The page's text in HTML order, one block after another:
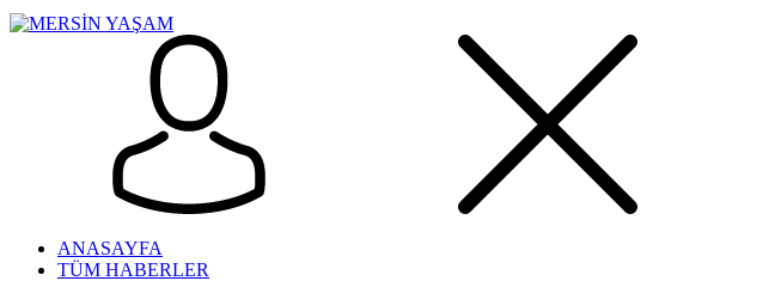
ANASAYFA
TÜM HABERLER